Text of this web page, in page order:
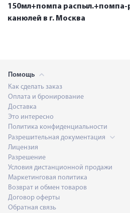
150мл+помпа распыл.+помпа-
канюлей в г. Москва
Помощь
Как сделать заказ
Оплата и бронирование
Доставка
Это интересно
Политика конфиденциальности
Разрешительная документация
Лицензия
Разрешение
Условия дистанционной продажи
Маркетинговая политика
Возврат и обмен товаров
Договор оферты
Обратная связь